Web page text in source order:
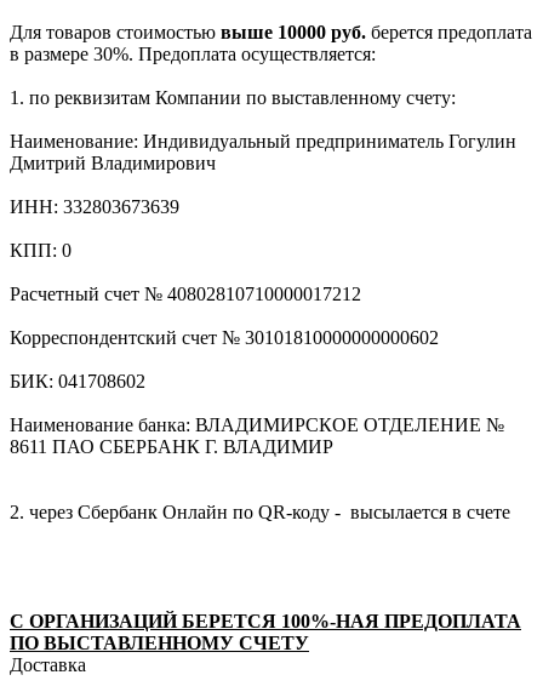
Для товаров стоимостью выше 10000 руб. берется предоплата
в размере 30%. Предоплата осуществляется:
1. по реквизитам Компании по выставленному счету:
Наименование: Индивидуальный предприниматель Гогулин
Дмитрий Владимирович
ИНН: 332803673639
КПП: 0
Расчетный счет № 40802810710000017212
Корреспондентский счет № 30101810000000000602
БИК: 041708602
Наименование банка: ВЛАДИМИРСКОЕ ОТДЕЛЕНИЕ №
8611 ПАО СБЕРБАНК Г. ВЛАДИМИР
2. через Сбербанк Онлайн по QR-коду - высылается в счете
С ОРГАНИЗАЦИЙ БЕРЕТСЯ 100%-НАЯ ПРЕДОПЛАТА
ПО ВЫСТАВЛЕННОМУ СЧЕТУ
Доставка